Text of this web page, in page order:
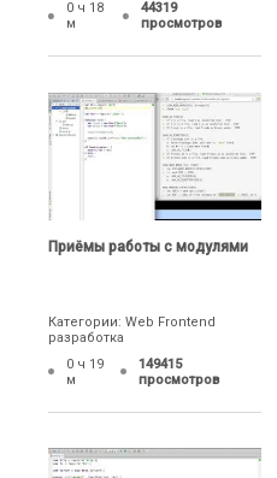
0 ч 18
м
44319
просмотров
Приёмы работы с модулями
Категории: Web Frontend
разработка
0 ч 19
м
149415
просмотров